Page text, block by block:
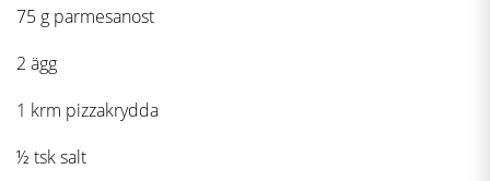
75 g parmesanost
2 ägg
1 krm pizzakrydda
½ tsk salt